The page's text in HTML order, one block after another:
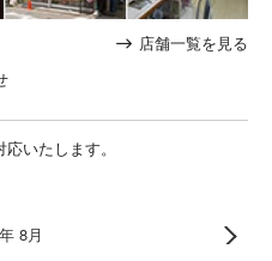
店舗一覧を見る
いたします。
8月